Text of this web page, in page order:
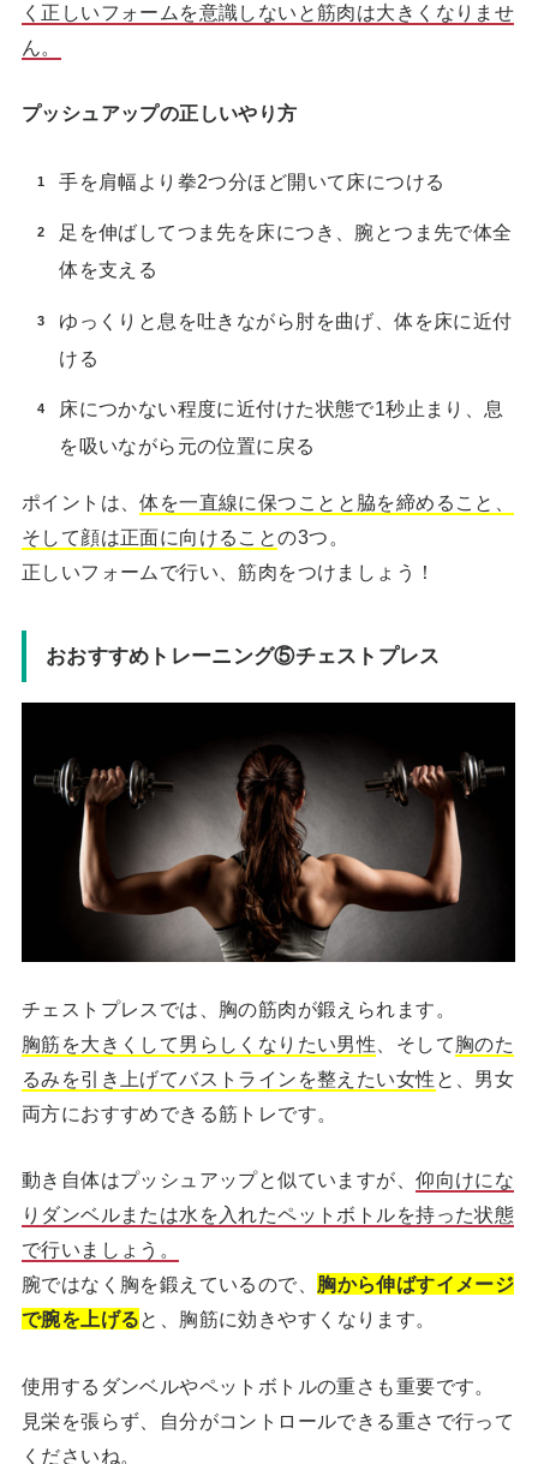
く正しいフォームを意識しないと筋肉は大きくなりませ
ん。
プッシュアップの正しいやり方
手を肩幅より拳2つ分ほど開いて床につける
足を伸ばしてつま先を床につき、腕とつま先で体全
体を支える
ゆっくりと息を吐きながら肘を曲げ、体を床に近付
ける
床につかない程度に近付けた状態で1秒止まり、息
を吸いながら元の位置に戻る
ポイントは、体を一直線に保つことと脇を締めること、
そして顔は正面に向けることの3つ。
正しいフォームで行い、筋肉をつけましょう！
おおすすめトレーニング⑤チェストプレス
チェストプレスでは、胸の筋肉が鍛えられます。
胸筋を大きくして男らしくなりたい男性 、そして胸のた
るみを引き上げてバストラインを整えたい女性 と、男女
両方におすすめできる筋トレです。
動き自体はプッシュアップと似ていますが、仰向けにな
りダンベルまたは水を入れたペットボトルを持った状態
で行いましょう。
腕ではなく胸を鍛えているので、 胸から伸ばすイメージ
で腕を上げると、胸筋に効きやすくなります。
使用するダンベルやペットボトルの重さも重要です。
見栄を張らず、自分がコントロールできる重さで行って
くださいね。